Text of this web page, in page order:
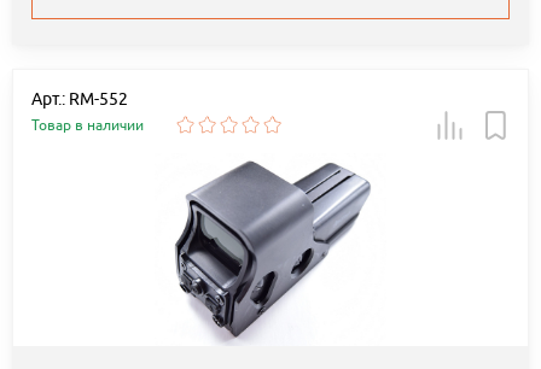
Арт.: RM-552
Товар в наличии